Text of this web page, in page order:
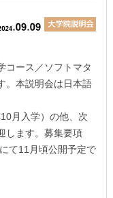
コース／ソフトマタ
。本説明会は日本語
月入学）の他、次
します。募集要項
にて11月頃公開予定で